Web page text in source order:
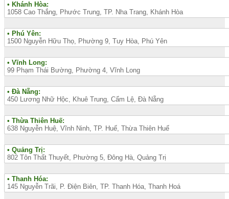
• Khánh Hòa:
1058 Cao Thắng, Phước Trung, TP. Nha Trang, Khánh Hòa
• Phú Yên:
1500 Nguyễn Hữu Thọ, Phường 9, Tuy Hòa, Phú Yên
• Vĩnh Long:
99 Phạm Thái Bường, Phường 4, Vĩnh Long
• Đà Nẵng:
450 Lương Nhữ Hộc, Khuê Trung, Cẩm Lệ, Đà Nẵng
• Thừa Thiên Huế:
638 Nguyễn Huệ, Vĩnh Ninh, TP. Huế, Thừa Thiên Huế
• Quảng Trị:
802 Tôn Thất Thuyết, Phường 5, Đông Hà, Quảng Trị
• Thanh Hóa:
145 Nguyễn Trãi, P. Điện Biên, TP. Thanh Hóa, Thanh Hoá